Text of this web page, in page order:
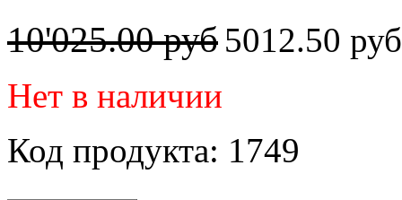
10'025.00 руб 5012.50
Нет в наличии
Код продукта: 1749